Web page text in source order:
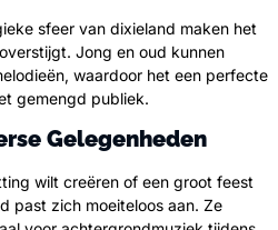
sfeer van dixieland maken het
Jong en oud kunnen
waardoor het een perfecte
gemengd publiek.
Gelegenheden
wilt creëren of een groot feest
past zich moeiteloos aan. Ze